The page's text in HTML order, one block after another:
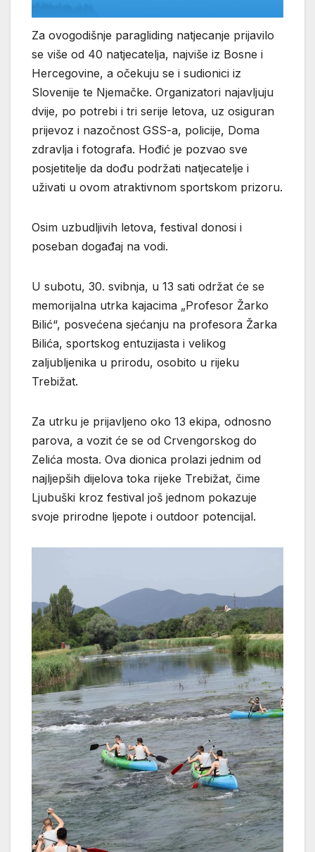
Za ovogodišnje paragliding natjecanje prijavilo
se više od 40 natjecatelja, najviše iz Bosne i
Hercegovine, a očekuju se i sudionici iz
Slovenije te Njemačke. Organizatori najavljuju
dvije, po potrebi i tri serije letova, uz osiguran
prijevoz i nazočnost GSS-a, policije, Doma
zdravlja i fotografa. Hođić je pozvao sve
posjetitelje da dođu podržati natjecatelje i
uživati u ovom atraktivnom sportskom prizoru.
Osim uzbudljivih letova, festival donosi i
poseban događaj na vodi.
U subotu, 30. svibnja, u 13 sati održat će se
memorijalna utrka kajacima „Profesor Žarko
Bilić“, posvećena sjećanju na profesora Žarka
Bilića, sportskog entuzijasta i velikog
zaljubljenika u prirodu, osobito u rijeku
Trebižat.
Za utrku je prijavljeno oko 13 ekipa, odnosno
parova, a vozit će se od Crvengorskog do
Zelića mosta. Ova dionica prolazi jednim od
najljepših dijelova toka rijeke Trebižat, čime
Ljubuški kroz festival još jednom pokazuje
svoje prirodne ljepote i outdoor potencijal.